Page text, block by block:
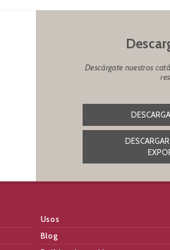
Descárgate nuestros
Usos
Blog